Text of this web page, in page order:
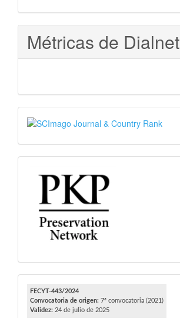
Métricas de Dialnet
SJR
PKP
FECYT